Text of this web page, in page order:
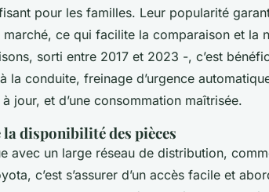
pour les familles. Leur popularité
ce qui facilite la comparaison et la
sorti entre 2017 et 2023 -, c’est
la conduite, freinage d’urgence
jour, et d’une consommation maîtrisée.
disponibilité des pièces
avec un large réseau de distribution,
c’est s’assurer d’un accès facile et